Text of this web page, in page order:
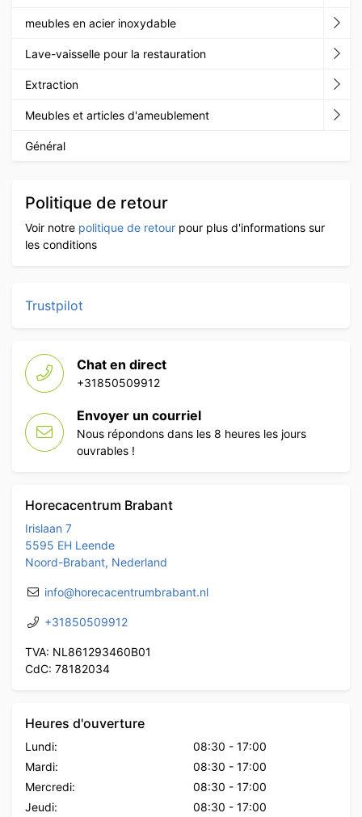
meubles en acier inoxydable
Lave-vaisselle pour la restauration
Extraction
Meubles et articles d'ameublement
Général
Politique de retour
Voir notre politique de retour pour plus d'informations sur
les conditions
Trustpilot
Chat en direct
+31850509912
Envoyer un courriel
Nous répondons dans les 8 heures les jours
ouvrables !
Horecacentrum Brabant
Irislaan 7
5595 EH Leende
Noord-Brabant, Nederland
info@horecacentrumbrabant.nl
+31850509912
TVA: NL861293460B01
CdC: 78182034
Heures d'ouverture
Lundi: 08:30 - 17:00
Mardi:
08:30 - 17:00
Mercredi:
08:30 - 17:00
Jeudi:
08:30 - 17:00